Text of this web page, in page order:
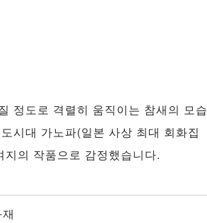
정도로 격렬히 움직이는 참새의 모습
시대 가노파(일본 사상 최대 회화집
의 작품으로 감정했습니다.